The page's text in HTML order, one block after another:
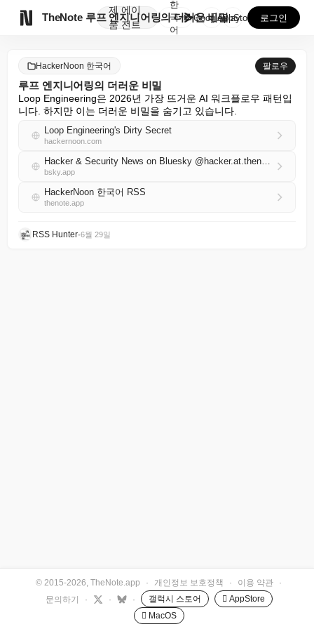
TheNote
제
품
에이
전트
루프 엔지니어링의 더러운 비밀
한
국
어
GooglePlay
AppStore 로그인
HackerNoon 한국어 팔로우
루프 엔지니어링의 더러운 비밀
Loop Engineering은 2026년 가장 뜨거운 AI 워크플로우 패턴입
니다. 하지만 이는 더러운 비밀을 숨기고 있습니다.
Loop Engineering's Dirty Secret
hackernoon.com
Hacker & Security News on Bluesky @hacker.at.thenote.app
bsky.app
HackerNoon 한국어 RSS
thenote.app
RSS Hunter•6월 29일
© 2015-2026, TheNote.app · 개인정보 보호정책 · 이용 약관
·
문의하기
· · · 갤럭시 스토어
 AppStore
 MacOS